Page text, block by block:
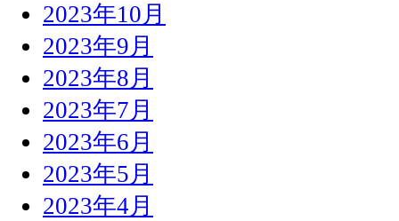
2023年10月
2023年9月
2023年8月
2023年7月
2023年6月
2023年5月
2023年4月